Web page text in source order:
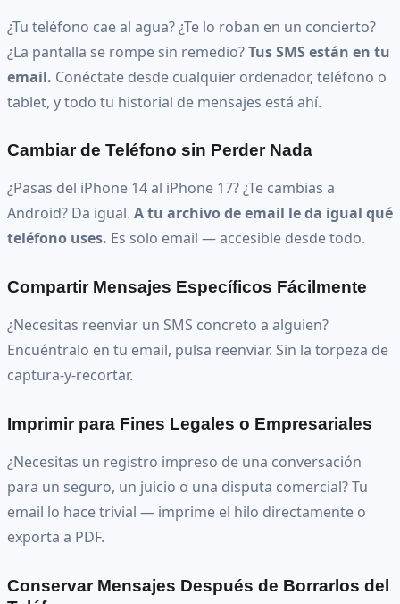
¿Tu teléfono cae al agua? ¿Te lo roban en un concierto?
¿La pantalla se rompe sin remedio?Tus SMS están en tu
email. Conéctate desde cualquier ordenador, teléfono o
tablet, y todo tu historial de mensajes está ahí.
Cambiar de Teléfono sin Perder Nada
¿Pasas del iPhone 14 al iPhone 17? ¿Te cambias a
Android? Da igual. A tu archivo de email le da igual qué
teléfono uses. Es solo email — accesible desde todo.
Compartir Mensajes Específicos Fácilmente
¿Necesitas reenviar un SMS concreto a alguien?
Encuéntralo en tu email, pulsa reenviar. Sin la torpeza de
captura-y-recortar.
Imprimir para Fines Legales o Empresariales
¿Necesitas un registro impreso de una conversación
para un seguro, un juicio o una disputa comercial? Tu
email lo hace trivial — imprime el hilo directamente o
exporta a PDF.
Conservar Mensajes Después de Borrarlos del